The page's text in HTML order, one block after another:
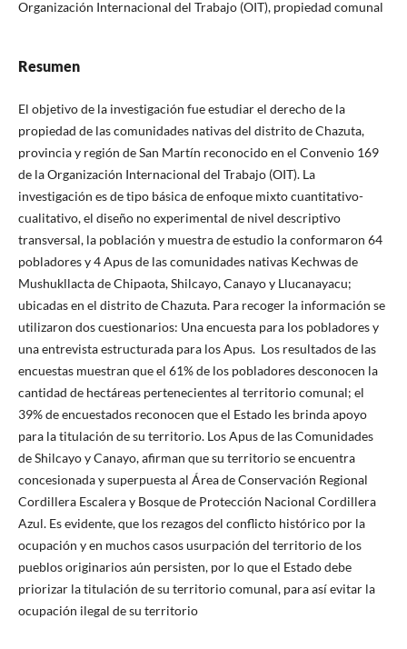
Organización Internacional del Trabajo (OIT), propiedad comunal
Resumen
El objetivo de la investigación fue estudiar el derecho de la
propiedad de las comunidades nativas del distrito de Chazuta,
provincia y región de San Martín reconocido en el Convenio 169
de la Organización Internacional del Trabajo (OIT). La
investigación es de tipo básica de enfoque mixto cuantitativo-
cualitativo, el diseño no experimental de nivel descriptivo
transversal, la población y muestra de estudio la conformaron 64
pobladores y 4 Apus de las comunidades nativas Kechwas de
Mushukllacta de Chipaota, Shilcayo, Canayo y Llucanayacu;
ubicadas en el distrito de Chazuta. Para recoger la información se
utilizaron dos cuestionarios: Una encuesta para los pobladores y
una entrevista estructurada para los Apus. Los resultados de las
encuestas muestran que el 61% de los pobladores desconocen la
cantidad de hectáreas pertenecientes al territorio comunal; el
39% de encuestados reconocen que el Estado les brinda apoyo
para la titulación de su territorio. Los Apus de las Comunidades
de Shilcayo y Canayo, afirman que su territorio se encuentra
concesionada y superpuesta al Área de Conservación Regional
Cordillera Escalera y Bosque de Protección Nacional Cordillera
Azul. Es evidente, que los rezagos del conflicto histórico por la
ocupación y en muchos casos usurpación del territorio de los
pueblos originarios aún persisten, por lo que el Estado debe
priorizar la titulación de su territorio comunal, para así evitar la
ocupación ilegal de su territorio